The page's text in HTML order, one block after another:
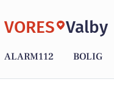
VORES Valby
ALARM112 BOLIG